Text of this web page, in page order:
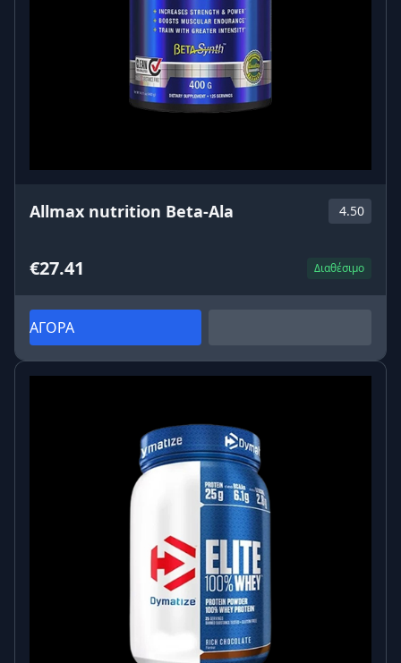
Allmax nutrition Beta-Ala 4.50
€27.41 Διαθέσιμο
ΑΓΟΡΑ